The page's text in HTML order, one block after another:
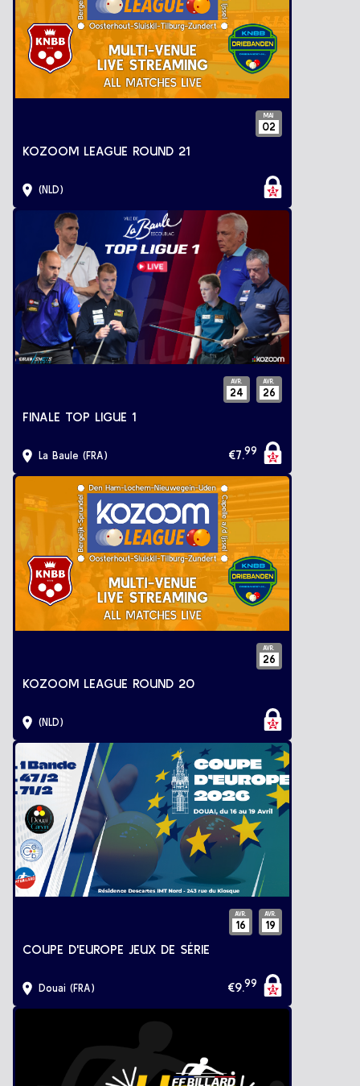
MAI
02
KOZOOM LEAGUE ROUND 21
(NLD)
AVR.
24
AVR.
26
FINALE TOP LIGUE 1
La Baule (FRA) €7.99
AVR.
26
KOZOOM LEAGUE ROUND 20
(NLD)
AVR.
16
AVR.
19
COUPE D'EUROPE JEUX DE SÉRIE
Douai (FRA) €9.99